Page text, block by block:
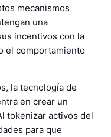
mecanismos
una
incentivos con la
el comportamiento
la tecnología de
en crear un
tokenizar activos del
para que